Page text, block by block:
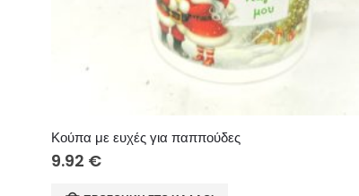
Κούπα με ευχές για παππούδες
9.92 €